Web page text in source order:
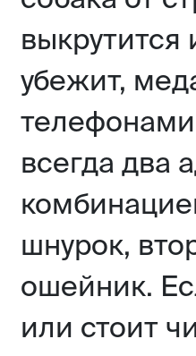
убежит,
всегда два
шнурок,
ошейник.
или стоит